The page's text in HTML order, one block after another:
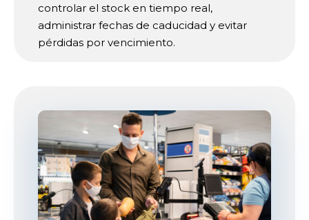
controlar el stock en tiempo real,
administrar fechas de caducidad y evitar
pérdidas por vencimiento.